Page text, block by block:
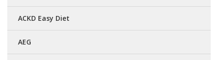
ACKD Easy Diet
AEG